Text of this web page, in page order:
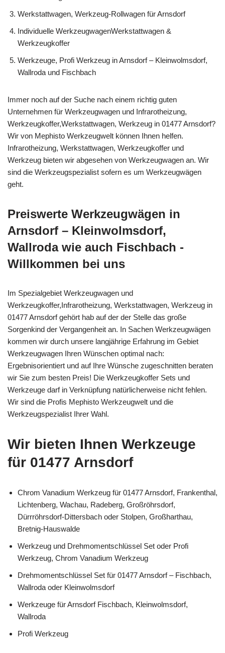
Werkstattwagen, Werkzeug-Rollwagen für Arnsdorf
Individuelle WerkzeugwagenWerkstattwagen &
Werkzeugkoffer
Werkzeuge, Profi Werkzeug in Arnsdorf – Kleinwolmsdorf,
Wallroda und Fischbach
Immer noch auf der Suche nach einem richtig guten
Unternehmen für Werkzeugwagen und Infrarotheizung,
Werkzeugkoffer,Werkstattwagen, Werkzeug in 01477 Arnsdorf?
Wir von Mephisto Werkzeugwelt können Ihnen helfen.
Infrarotheizung, Werkstattwagen, Werkzeugkoffer und
Werkzeug bieten wir abgesehen von Werkzeugwagen an. Wir
sind die Werkzeugspezialist sofern es um Werkzeugwägen
geht.
Preiswerte Werkzeugwägen in
Arnsdorf – Kleinwolmsdorf,
Wallroda wie auch Fischbach -
Willkommen bei uns
Im Spezialgebiet Werkzeugwagen und
Werkzeugkoffer,Infrarotheizung, Werkstattwagen, Werkzeug in
01477 Arnsdorf gehört hab auf der der Stelle das große
Sorgenkind der Vergangenheit an. In Sachen Werkzeugwägen
kommen wir durch unsere langjährige Erfahrung im Gebiet
Werkzeugwagen Ihren Wünschen optimal nach:
Ergebnisorientiert und auf Ihre Wünsche zugeschnitten beraten
wir Sie zum besten Preis! Die Werkzeugkoffer Sets und
Werkzeuge darf in Verknüpfung natürlicherweise nicht fehlen.
Wir sind die Profis Mephisto Werkzeugwelt und die
Werkzeugspezialist Ihrer Wahl.
Wir bieten Ihnen Werkzeuge
für 01477 Arnsdorf
Chrom Vanadium Werkzeug für 01477 Arnsdorf, Frankenthal,
Lichtenberg, Wachau, Radeberg, Großröhrsdorf,
Dürrröhrsdorf-Dittersbach oder Stolpen, Großharthau,
Bretnig-Hauswalde
Werkzeug und Drehmomentschlüssel Set oder Profi
Werkzeug, Chrom Vanadium Werkzeug
Drehmomentschlüssel Set für 01477 Arnsdorf – Fischbach,
Wallroda oder Kleinwolmsdorf
Werkzeuge für Arnsdorf Fischbach, Kleinwolmsdorf,
Wallroda
Profi Werkzeug